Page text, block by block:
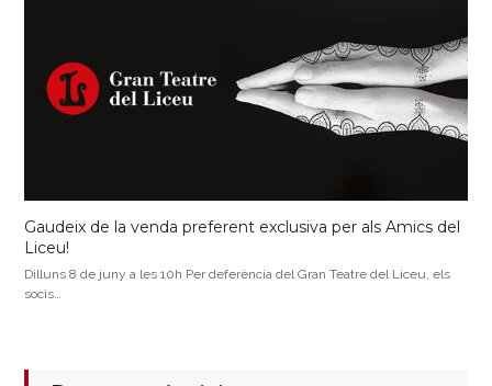
Gaudeix de la venda preferent exclusiva per als Amics del
Liceu!
Dilluns 8 de juny a les 10h Per deferència del Gran Teatre del Liceu, els
socis…